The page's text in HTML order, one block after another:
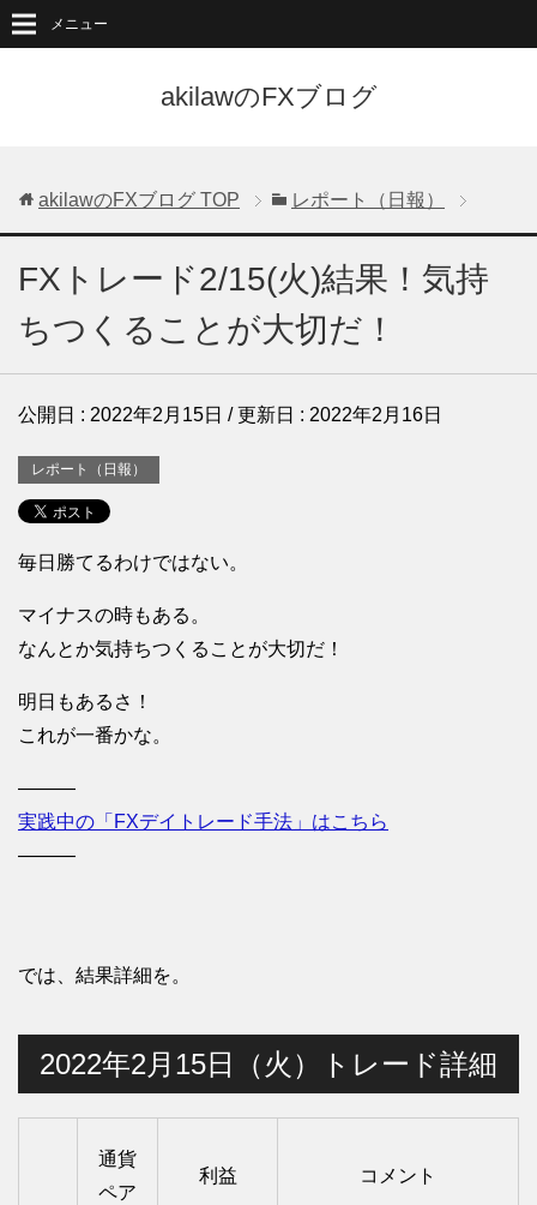
akilawのFXブログ
メニュー
akilawのFXブログ TOP レポート（日報）
FXトレード2/15(火)結果！気持
ちつくることが大切だ！
公開日 : 2022年2月15日 / 更新日 : 2022年2月16日
レポート（日報）
毎日勝てるわけではない。
マイナスの時もある。
なんとか気持ちつくることが大切だ！
明日もあるさ！
これが一番かな。
———
実践中の「FXデイトレード手法」はこちら
———
では、結果詳細を。
2022年2月15日（火）トレード詳細
通貨
ペア
利益 コメント